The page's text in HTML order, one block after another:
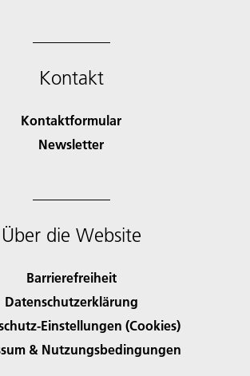
Kontakt
Kontaktformular
Newsletter
Über die Website
Barrierefreiheit
Datenschutzerklärung
Einstellungen (Cookies)
& Nutzungsbedingungen